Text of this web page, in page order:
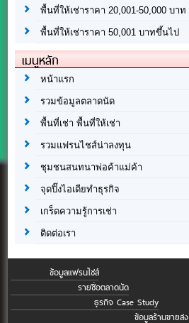
พื้นที่ให้เช่าราคา 20,001-50,000 บาท
พื้นที่ให้เช่าราคา 50,001 บาทขึ้นไป
เมนูหลัก
หน้าแรก
รวมข้อมูลตลาดนัด
พื้นที่เช่า พื้นที่ให้เช่า
รวมแฟรนไชส์น่าลงทุน
ชุมชนสนทนาพ่อค้าแม่ค้า
จุดปิ๊งไอเดียทำธุรกิจ
เกร็ดความรู้การเช่า
ติดต่อเรา
ข้อมูลแฟรนไชส์
รายชื่อตลาดนัด
ธุรกิจ Case Study
ข้อมูลร้านขายส่ง